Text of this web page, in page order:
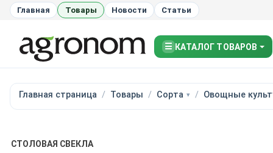
Главная Товары Новости Статьи
☰ КАТАЛОГ ТОВАРОВ
Главная страница Товары Сорта Овощные
СТОЛОВАЯ СВЕКЛА